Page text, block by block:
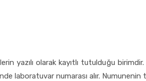
yazılı olarak kayıtlı tutulduğu
laboratuvar numarası alır. Numunenin